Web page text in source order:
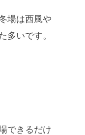
場は西風や
多いです。
できるだけ